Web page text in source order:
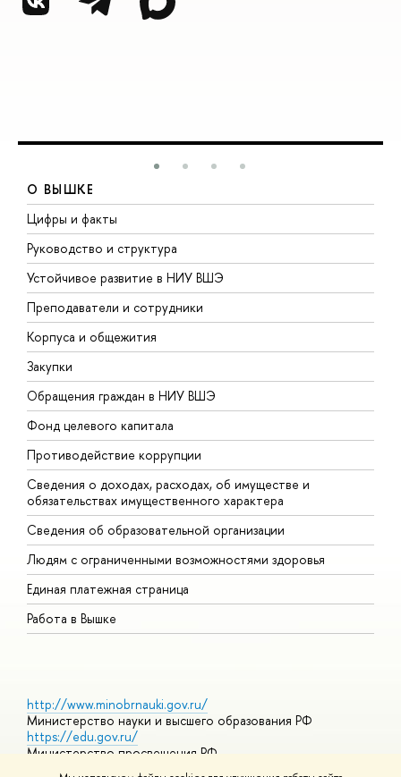
О ВЫШКЕ
Цифры и факты
Руководство и структура
Устойчивое развитие в НИУ ВШЭ
Преподаватели и сотрудники
Корпуса и общежития
Закупки
Обращения граждан в НИУ ВШЭ
Фонд целевого капитала
Противодействие коррупции
Сведения о доходах, расходах, об имуществе и
обязательствах имущественного характера
Сведения об образовательной организации
Людям с ограниченными возможностями здоровья
Единая платежная страница
Работа в Вышке
http://www.minobrnauki.gov.ru/
Министерство науки и высшего образования РФ
https://edu.gov.ru/
Министерство просвещения РФ
https://elearning.hse.ru/mooc